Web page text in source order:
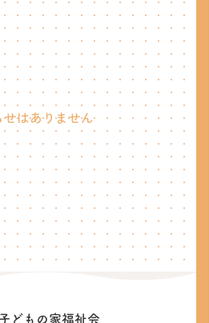
はありません
どもの家福祉会